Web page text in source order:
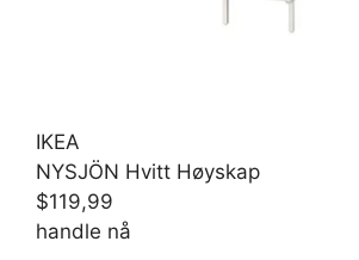
IKEA
NYSJÖN Hvitt Høyskap
$119,99
handle nå